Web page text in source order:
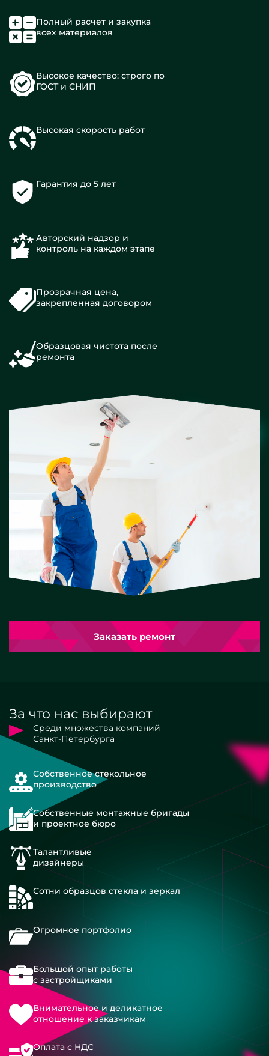
Полный расчет и закупка
всех материалов
Высокое качество: строго по
ГОСТ и СНИП
Высокая скорость работ
Гарантия до 5 лет
Авторский надзор и
контроль на каждом этапе
Прозрачная цена,
закрепленная договором
Образцовая чистота после
ремонта
Заказать ремонт
За что нас выбирают
Среди множества компаний
Санкт-Петербурга
Собственное стекольное
производство
Собственные монтажные бригады
и проектное бюро
Талантливые
дизайнеры
Сотни образцов стекла и зеркал
Огромное портфолио
Большой опыт работы
с застройщиками
Внимательное и деликатное
отношение к заказчикам
Оплата с НДС